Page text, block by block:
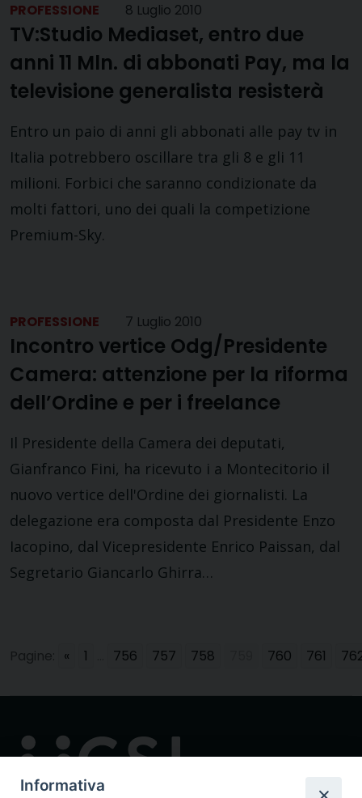
PROFESSIONE 8 Luglio 2010
TV:Studio Mediaset, entro due
anni 11 Mln. di abbonati Pay, ma la
televisione generalista resisterà
Entro un paio di anni gli abbonati alle pay tv in
Italia potrebbero oscillare tra gli 8 e gli 11
milioni. Forbici che saranno condizionate da
molti fattori, uno dei quali la competizione
Premium-Sky.
PROFESSIONE 7 Luglio 2010
Incontro vertice Odg/Presidente
Camera: attenzione per la riforma
dell’Ordine e per i freelance
Il Presidente della Camera dei deputati,
Gianfranco Fini, ha ricevuto i a Montecitorio il
nuovo vertice dell'Ordine dei giornalisti. La
delegazione era composta dal Presidente Enzo
Iacopino, dal Vicepresidente Enrico Paissan, dal
Segretario Giancarlo Ghirra…
Pagine: « 1 756 757 758 760 761
Informativa